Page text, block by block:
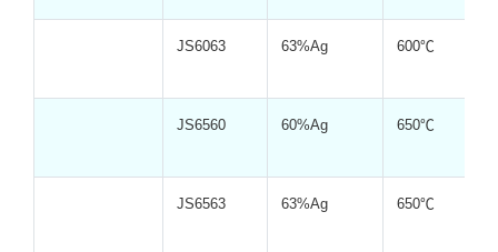
JS6063 63%Ag 600℃
JS6560 60%Ag 650℃
JS6563 63%Ag 650℃